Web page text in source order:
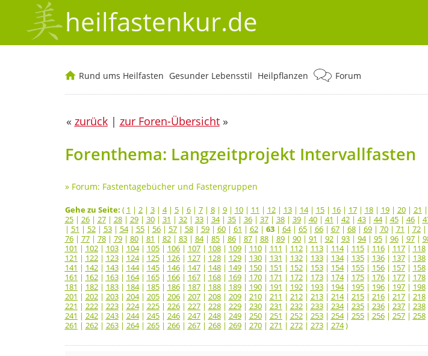
heilfastenkur.de
Rund ums Heilfasten Gesunder Lebensstil Heilpflanzen Forum
« zurück| zur Foren-Übersicht»
Forenthema: Langzeitprojekt Intervallfasten
» Forum: Fastentagebücher und Fastengruppen
Gehe zu Seite: ( 1 | 2| 3| 4| 5| 6| 7| 8| 9| 10| 11 | 12| 13| 14| 15| 16| 17| 18| 19| 20| 21 |
25| 26| 27| 28| 29| 30| 31 | 32| 33| 34| 35| 36| 37| 38| 39| 40| 41 | 42| 43| 44| 45| 46|
| 51 | 52| 53| 54| 55| 56| 57| 58| 59| 60| 61 | 62| 63| 64| 65| 66| 67| 68| 69| 70| 71 | 72|
76| 77| 78| 79| 80| 81 | 82| 83| 84| 85| 86| 87| 88| 89| 90| 91 | 92| 93| 94| 95| 96| 97|
101 | 102| 103| 104| 105| 106| 107| 108| 109| 110| 111 | 112| 113| 114| 115| 116| 117| 118
121 | 122| 123| 124| 125| 126| 127| 128| 129| 130| 131 | 132| 133| 134| 135| 136| 137| 138
141 | 142| 143| 144| 145| 146| 147| 148| 149| 150| 151 | 152| 153| 154| 155| 156| 157| 158
161 | 162| 163| 164| 165| 166| 167| 168| 169| 170| 171 | 172| 173| 174| 175| 176| 177| 178
181 | 182| 183| 184| 185| 186| 187| 188| 189| 190| 191 | 192| 193| 194| 195| 196| 197| 198
201 | 202| 203| 204| 205| 206| 207| 208| 209| 210| 211 | 212| 213| 214| 215| 216| 217| 218
221 | 222| 223| 224| 225| 226| 227| 228| 229| 230| 231 | 232| 233| 234| 235| 236| 237| 238
241 | 242| 243| 244| 245| 246| 247| 248| 249| 250| 251 | 252| 253| 254| 255| 256| 257| 258
261 | 262| 263| 264| 265| 266| 267| 268| 269| 270| 271 | 272| 273| 274)